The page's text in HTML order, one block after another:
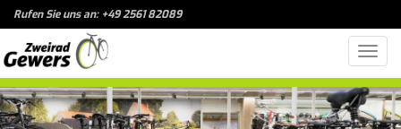
Rufen Sie uns an: +49 2561 82089